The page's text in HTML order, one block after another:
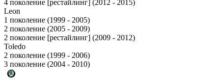
4 поколение [рестайлинг] (2012 - 2015)
Leon
1 поколение (1999 - 2005)
2 поколение (2005 - 2009)
2 поколение [рестайлинг] (2009 - 2012)
Toledo
2 поколение (1999 - 2006)
3 поколение (2004 - 2010)